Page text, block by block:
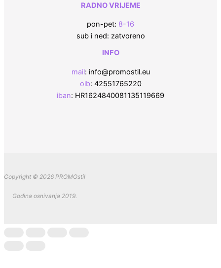
RADNO VRIJEME
pon-pet: 8-16
sub i ned: zatvoreno
INFO
mail: info@promostil.eu
oib: 42551765220
iban: HR1624840081135119669
Copyright © 2026 PROMOstil
Godina osnivanja 2019.